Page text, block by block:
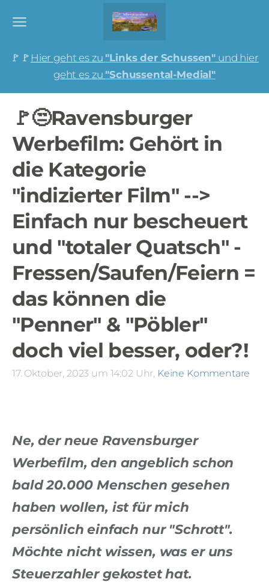
🚩🚩 Hier geht es zu "Links der Schussen" und hier
geht es zu "Schussental-Medial"
🚩😒Ravensburger
Werbefilm: Gehört in
die Kategorie
"indizierter Film" -->
Einfach nur bescheuert
und "totaler Quatsch" -
Fressen/Saufen/Feiern =
das können die
"Penner" & "Pöbler"
doch viel besser, oder?!
17. Oktober, 2023 um 14:02 Uhr, Keine Kommentare
Ne, der neue Ravensburger
Werbefilm, den angeblich schon
bald 20.000 Menschen gesehen
haben wollen, ist für mich
persönlich einfach nur "Schrott".
Möchte nicht wissen, was er uns
Steuerzahler gekostet hat.